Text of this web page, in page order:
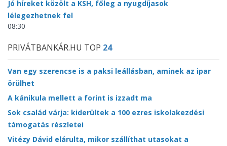
Jó híreket közölt a KSH, főleg a nyugdíjasok
lélegezhetnek fel
08:30
PRIVÁTBANKÁR.HU TOP 24
Van egy szerencse is a paksi leállásban, aminek az ipar
örülhet
A kánikula mellett a forint is izzadt ma
Sok család várja: kiderültek a 100 ezres iskolakezdési
támogatás részletei
Vitézy Dávid elárulta, mikor szállíthat utasokat a